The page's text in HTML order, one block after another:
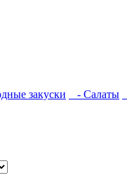
закуски - Салаты